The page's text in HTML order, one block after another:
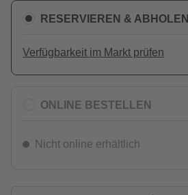
RESERVIEREN & ABHOLEN
Verfügbarkeit im Markt prüfen
ONLINE BESTELLEN
Nicht online erhältlich